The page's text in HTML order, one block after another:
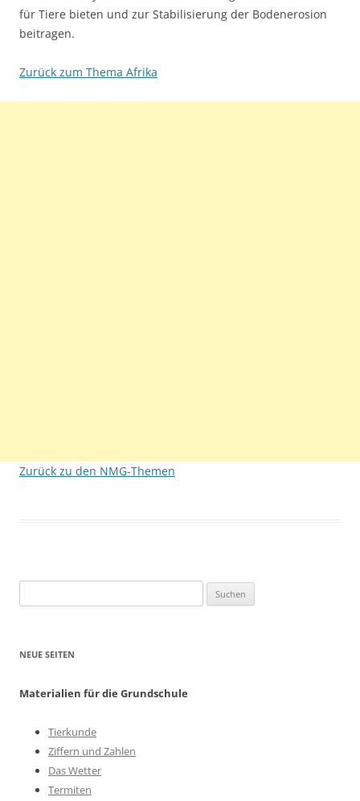
für Tiere bieten und zur Stabilisierung der Bodenerosion
beitragen.
Zurück zum Thema Afrika
Zurück zu den NMG-Themen
nach:
NEUE SEITEN
Materialien für die Grundschule
Tierkunde
Ziffern und Zahlen
Das Wetter
Termiten